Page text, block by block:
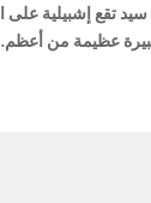
تقع إشبيلية على
كبيرة عظيمة من